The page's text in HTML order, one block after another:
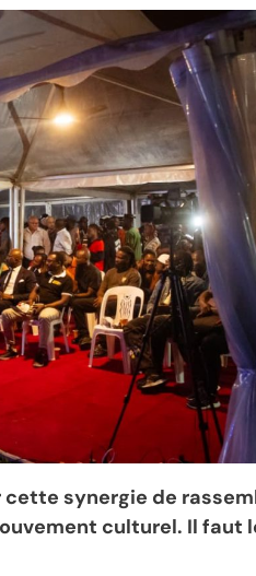
cette synergie de
culturel. Il faut